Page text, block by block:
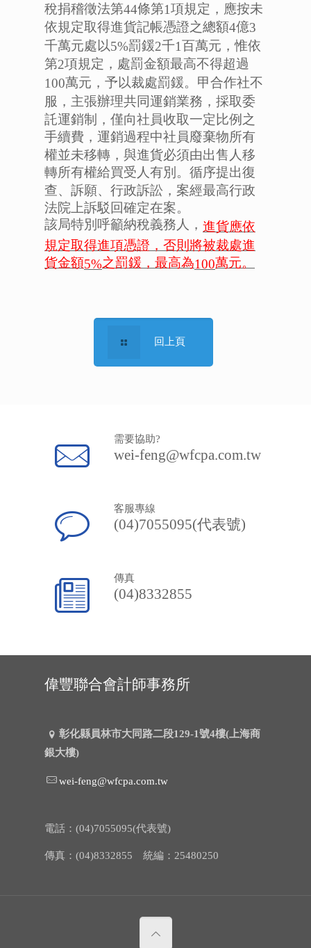
稅捐稽徵法第44條第1項規定，應按未
依規定取得進貨記帳憑證之總額4億3
千萬元處以5%罰鍰2千1百萬元，惟依
第2項規定，處罰金額最高不得超過
100萬元，予以裁處罰鍰。甲合作社不
服，主張辦理共同運銷業務，採取委
託運銷制，僅向社員收取一定比例之
手續費，運銷過程中社員廢棄物所有
權並未移轉，與進貨必須由出售人移
轉所有權給買受人有別。循序提出復
查、訴願、行政訴訟，案經最高行政
法院上訴駁回確定在案。
該局特別呼籲納稅義務人， 進貨應依
規定取得進項憑證，否則將被裁處進
貨金額5%之罰鍰，最高為100萬元。
回上頁
需要協助?
wei-feng@wfcpa.com.tw
客服專線
(04)7055095(代表號)
傳真
(04)8332855
偉豐聯合會計師事務所
彰化縣員林市大同路二段129-1號4樓(上海商
銀大樓)
wei-feng@wfcpa.com.tw
電話：(04)7055095(代表號)
傳真：(04)8332855 統編：25480250